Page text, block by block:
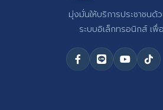
มุ่งมั่นให้บริการประชาชนด้
ระบบอิเล็กทรอนิกส์ เ